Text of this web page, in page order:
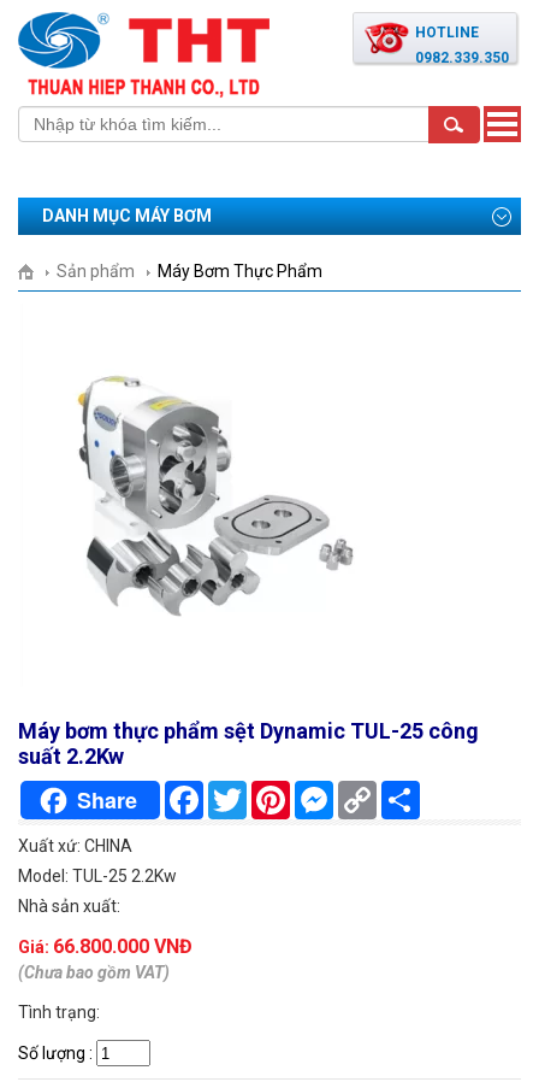
HOTLINE
0982.339.350
Toggle
DANH MỤC MÁY BƠM
Sản phẩm Máy Bơm Thực Phẩm
Máy bơm thực phẩm sệt Dynamic TUL-25 công
suất 2.2Kw
Share FacebookTwitterPinterestMessenger
Copy
Link
Xuất xứ: CHINA
Model: TUL-25 2.2Kw
Nhà sản xuất:
Giá: 66.800.000 VNĐ
(Chưa bao gồm VAT)
Tình trạng:
Số lượng :